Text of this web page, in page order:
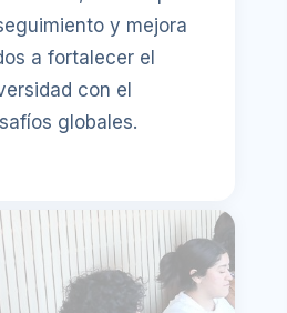
y mejora
a fortalecer el
con el
globales.